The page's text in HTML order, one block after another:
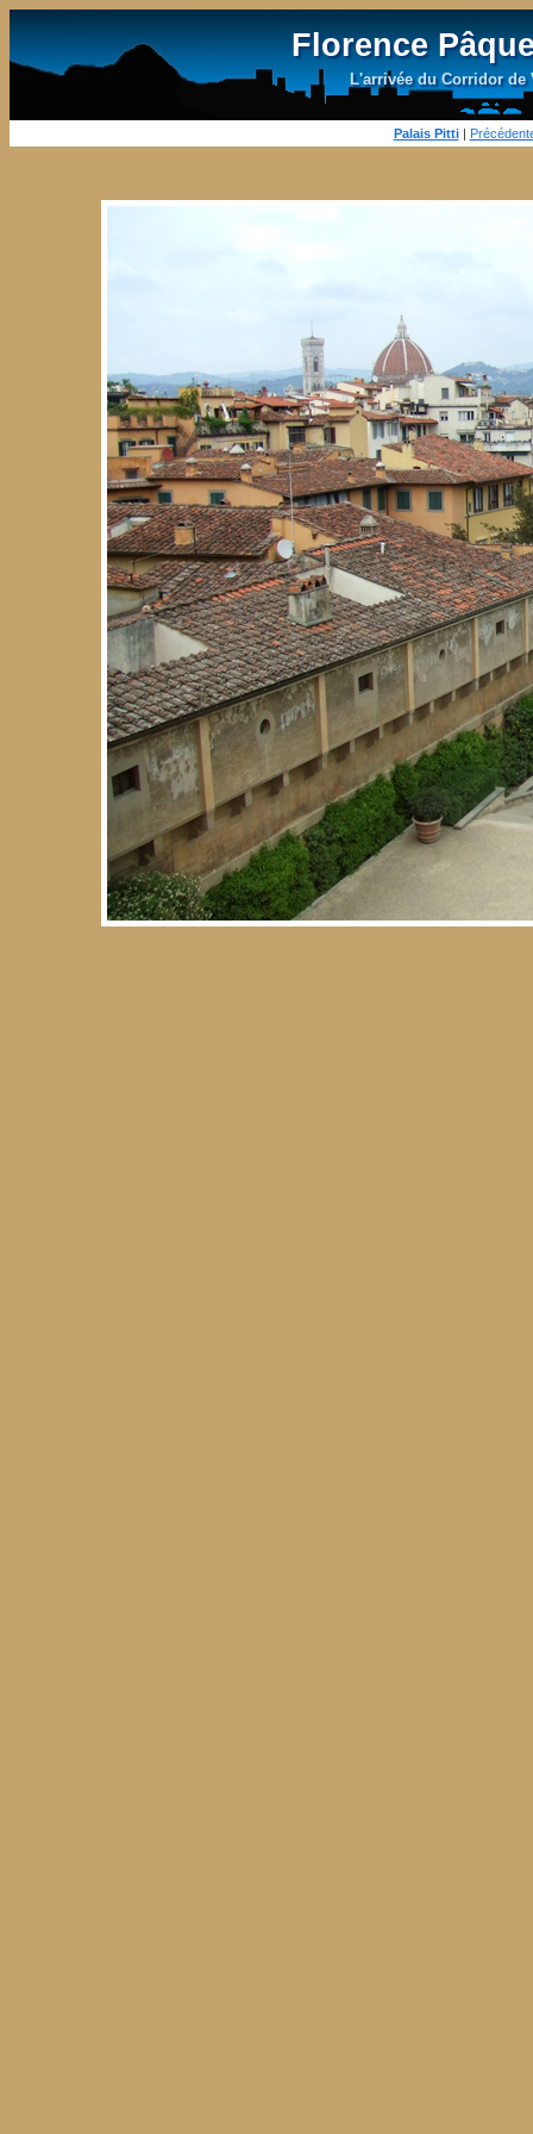
Florence
L'arrivée du Corridor de
Palais Pitti|